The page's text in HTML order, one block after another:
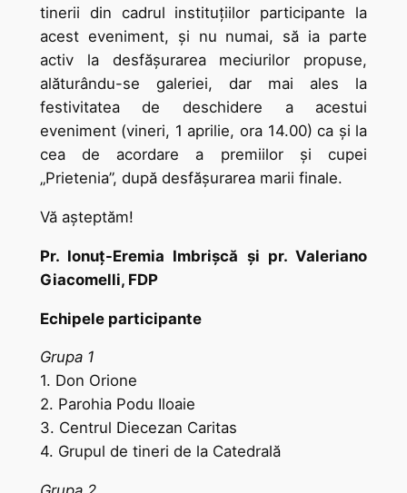
tinerii din cadrul instituţiilor participante la
acest eveniment, şi nu numai, să ia parte
activ la desfăşurarea meciurilor propuse,
alăturându-se galeriei, dar mai ales la
festivitatea de deschidere a acestui
eveniment (vineri, 1 aprilie, ora 14.00) ca şi la
cea de acordare a premiilor şi cupei
„Prietenia”, după desfăşurarea marii finale.
Vă aşteptăm!
Pr. Ionuţ-Eremia Imbrişcă şi pr. Valeriano
Giacomelli, FDP
Echipele participante
Grupa 1
1. Don Orione
2. Parohia Podu Iloaie
3. Centrul Diecezan Caritas
4. Grupul de tineri de la Catedrală